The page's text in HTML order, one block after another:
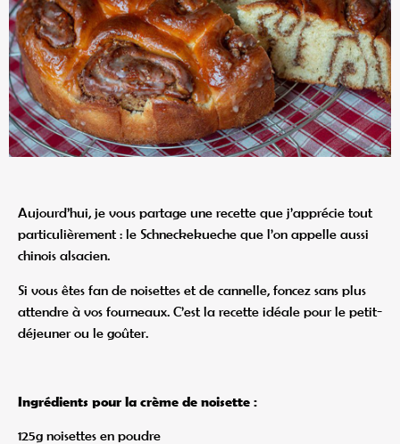
Aujourd’hui, je vous partage une recette que j’apprécie tout
particulièrement : le Schneckekueche que l’on appelle aussi
chinois alsacien.
Si vous êtes fan de noisettes et de cannelle, foncez sans plus
attendre à vos fourneaux. C’est la recette idéale pour le petit-
déjeuner ou le goûter.
Ingrédients pour la crème de noisette :
125g noisettes en poudre